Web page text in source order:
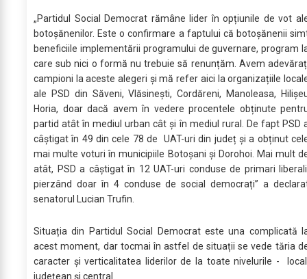
„Partidul Social Democrat rămâne lider în opțiunile de vot
botoșănenilor. Este o confirmare a faptului că botoșănenii
beneficiile implementării programului de guvernare, program
care sub nici o formă nu trebuie să renunțăm. Avem
campioni la aceste alegeri și mă refer aici la organizațiile
ale PSD din Săveni, Vlăsinești, Cordăreni, Manoleasa,
Horia, doar dacă avem în vedere procentele obținute
partid atât în mediul urban cât și în mediul rural. De fapt PSD
câștigat în 49 din cele 78 de UAT-uri din județ și a obținut
mai multe voturi în municipiile Botoșani și Dorohoi. Mai mult
atât, PSD a câștigat în 12 UAT-uri conduse de primari
pierzând doar în 4 conduse de social democrați” a
senatorul Lucian Trufin.
Situația din Partidul Social Democrat este una complicată
acest moment, dar tocmai în astfel de situații se vede tăria
caracter și verticalitatea liderilor de la toate nivelurile -
județean și central.